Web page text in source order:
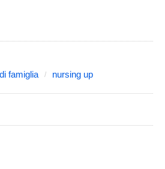
famiglia nursing up